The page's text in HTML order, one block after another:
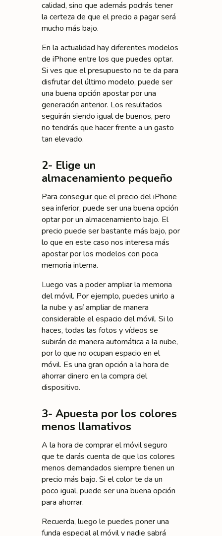
calidad, sino que además podrás tener
la certeza de que el precio a pagar será
mucho más bajo.
En la actualidad hay diferentes modelos
de iPhone entre los que puedes optar.
Si ves que el presupuesto no te da para
disfrutar del último modelo, puede ser
una buena opción apostar por una
generación anterior. Los resultados
seguirán siendo igual de buenos, pero
no tendrás que hacer frente a un gasto
tan elevado.
2- Elige un
almacenamiento pequeño
Para conseguir que el precio del iPhone
sea inferior, puede ser una buena opción
optar por un almacenamiento bajo. El
precio puede ser bastante más bajo, por
lo que en este caso nos interesa más
apostar por los modelos con poca
memoria interna.
Luego vas a poder ampliar la memoria
del móvil. Por ejemplo, puedes unirlo a
la nube y así ampliar de manera
considerable el espacio del móvil. Si lo
haces, todas las fotos y vídeos se
subirán de manera automática a la nube,
por lo que no ocupan espacio en el
móvil. Es una gran opción a la hora de
ahorrar dinero en la compra del
dispositivo.
3- Apuesta por los colores
menos llamativos
A la hora de comprar el móvil seguro
que te darás cuenta de que los colores
menos demandados siempre tienen un
precio más bajo. Si el color te da un
poco igual, puede ser una buena opción
para ahorrar.
Recuerda, luego le puedes poner una
funda especial al móvil y nadie sabrá